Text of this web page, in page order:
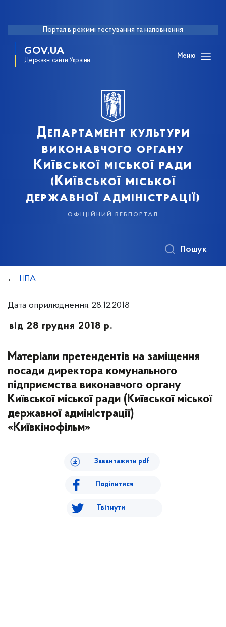
Портал в режимі тестування та наповнення
GOV.UA
Державні сайти України
Меню
Департамент культури
виконавчого органу
Київської міської ради
(Київської міської
державної адміністрації)
офіційний вебпортал
Пошук
НПА
Дата оприлюднення: 28.12.2018
від 28 грудня 2018 р.
Матеріали претендентів на заміщення
посади директора комунального
підприємства виконавчого органу
Київської міської ради (Київської міської
державної адміністрації)
«Київкінофільм»
Завантажити pdf
Поділитися
Твітнути